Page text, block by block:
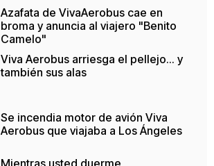
Azafata de VivaAerobus cae en
broma y anuncia al viajero "Benito
Camelo"
Viva Aerobus arriesga el pellejo... y
también sus alas
Se incendia motor de avión Viva
Aerobus que viajaba a Los Ángeles